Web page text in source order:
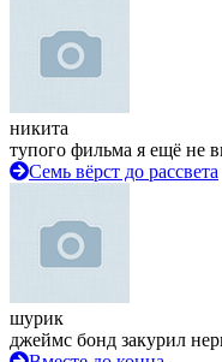
никита
тупого фильма я ещё не
Семь вёрст до рассвета
шурик
джеймс бонд закурил